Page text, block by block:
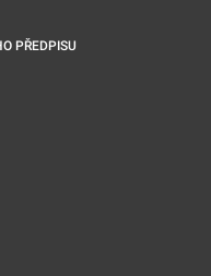
PŘEDPISU